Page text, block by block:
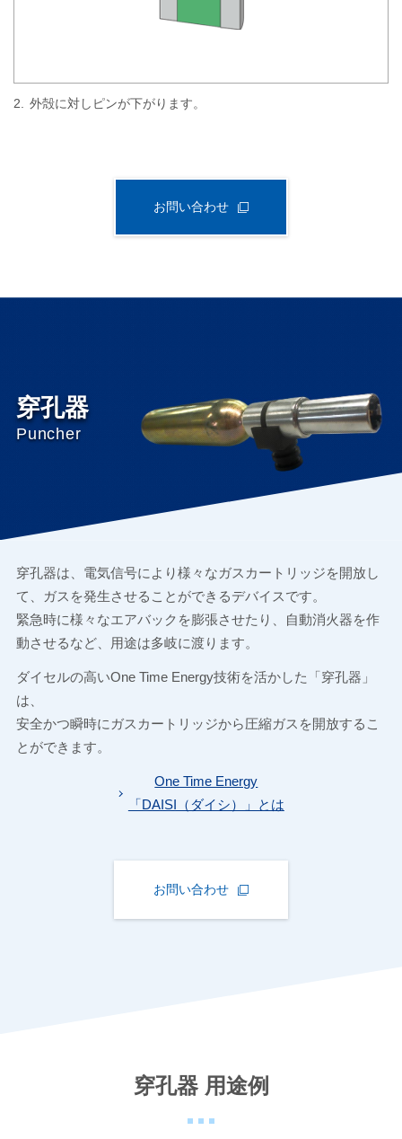
2. 外殻に対しピンが下がります。
お問い合わせ
穿孔器
Puncher
穿孔器は、電気信号により様々なガスカートリッジを開放し
て、ガスを発生させることができるデバイスです。
緊急時に様々なエアバックを膨張させたり、自動消火器を作
動させるなど、用途は多岐に渡ります。
ダイセルの高いOne Time Energy技術を活かした「穿孔器」
は、
安全かつ瞬時にガスカートリッジから圧縮ガスを開放するこ
とができます。
One Time Energy
「DAISI（ダイシ）」とは
お問い合わせ
穿孔器 用途例